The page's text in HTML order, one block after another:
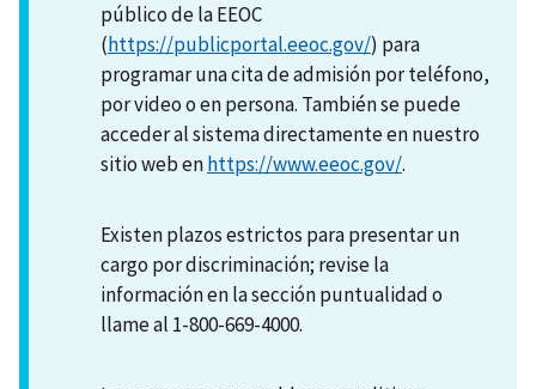
público de la EEOC
(https://publicportal.eeoc.gov/) para
programar una cita de admisión por teléfono,
por video o en persona. También se puede
acceder al sistema directamente en nuestro
sitio web enhttps://www.eeoc.gov/.
Existen plazos estrictos para presentar un
cargo por discriminación; revise la
información en la sección puntualidad o
llame al 1-800-669-4000.